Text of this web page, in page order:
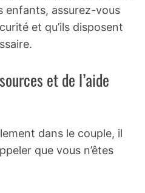
enfants, assurez-vous
et qu’ils disposent
et de l’aide
dans le couple, il
que vous n’êtes